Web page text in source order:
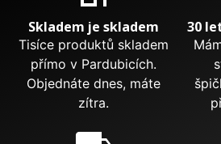
Skladem je skladem
Tisíce produktů skladem
přímo v Pardubicích.
Objednáte dnes, máte
zítra.
30